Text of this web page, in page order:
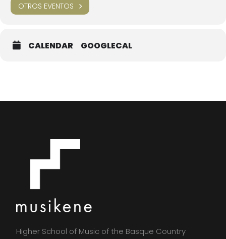
OTROS EVENTOS
CALENDAR GOOGLECAL
Higher School of Music of the Basque Country